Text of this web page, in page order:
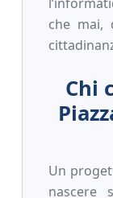
che mai,
Chi
Un
nascere